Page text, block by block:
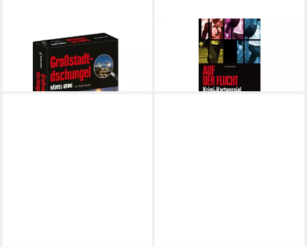
Spiel Großstadtdschungel
ab 17,32 €
lieferbar - in 3-4 Werktagen bei dir
Spiel Auf der Flucht
lieferbar - in 5-6 Werktagen bei dir